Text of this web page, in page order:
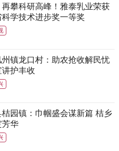
攀科研高峰！雅泰乳业荣获
科学技术进步奖一等奖
州镇龙口村：助农抢收解民忧
护丰收
园镇：巾帼盛会谋新篇 桔乡
芳华